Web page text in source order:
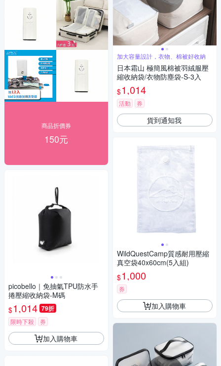
商品折價券
150元
picobello｜免抽氣TPU防水手
捲壓縮收納袋-M碼
$1,014 79折
限時下殺 券
加入購物車
加大容量設計，衣物、棉被好收納
日本霜山 極簡風棉被羽絨服壓
縮收納袋/衣物防塵袋-S-3入
$1,014
活動 券
貨到通知我
WildQuestCamp質感耐用壓縮
真空袋40x60cm(5入組)
$1,000
券
加入購物車